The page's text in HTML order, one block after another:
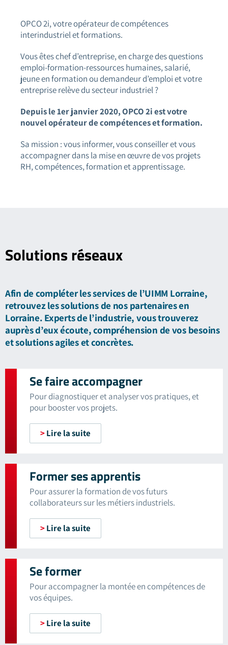
OPCO 2i, votre opérateur de compétences
interindustriel et formations.
Vous êtes chef d’entreprise, en charge des questions
emploi-formation-ressources humaines, salarié,
jeune en formation ou demandeur d’emploi et votre
entreprise relève du secteur industriel ?
Depuis le 1er janvier 2020, OPCO 2i est votre
nouvel opérateur de compétences et formation.
Sa mission : vous informer, vous conseiller et vous
accompagner dans la mise en œuvre de vos projets
RH, compétences, formation et apprentissage.
Solutionsréseaux
Afin de compléter les services de l’UIMM Lorraine,
retrouvez les solutions de nos partenaires en
Lorraine. Experts de l’industrie, vous trouverez
auprès d’eux écoute, compréhension de vos besoins
et solutions agiles et concrètes.
Se faire accompagner
Pour diagnostiquer et analyser vos pratiques, et
pour booster vos projets.
>Lire la suite
Former ses apprentis
Pour assurer la formation de vos futurs
collaborateurs sur les métiers industriels.
>Lire la suite
Se former
Pour accompagner la montée en compétences de
vos équipes.
>Lire la suite